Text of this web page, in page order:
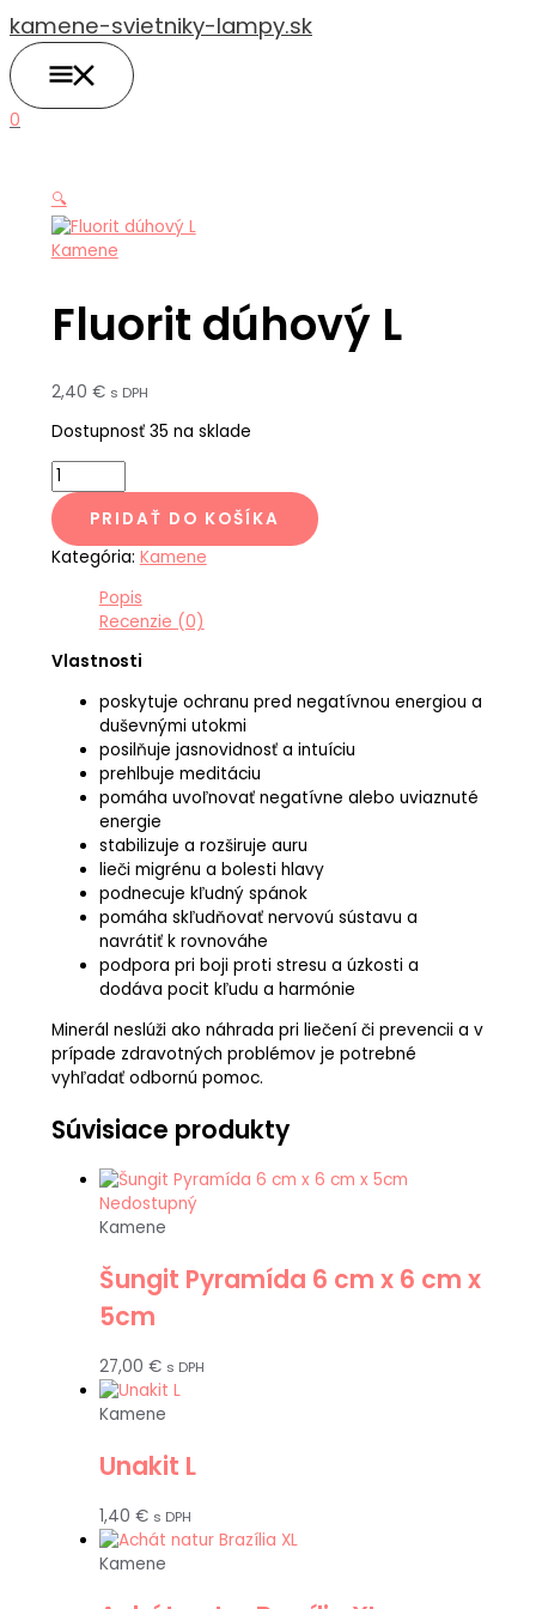
na
obsah
kamene-svietniky-lampy.sk
0
🔍
Kamene
Fluorit dúhový L
2,40 € s DPH
Dostupnosť 35 na sklade
Fluorit
L
PRIDAŤ DO KOŠÍKA
Kategória: Kamene
Popis
Recenzie (0)
Vlastnosti
poskytuje ochranu pred negatívnou energiou a
duševnými utokmi
posilňuje jasnovidnosť a intuíciu
prehlbuje meditáciu
pomáha uvoľnovať negatívne alebo uviaznuté
energie
stabilizuje a rozširuje auru
lieči migrénu a bolesti hlavy
podnecuje kľudný spánok
pomáha skľudňovať nervovú sústavu a
navrátiť k rovnováhe
podpora pri boji proti stresu a úzkosti a
dodáva pocit kľudu a harmónie
Minerál neslúži ako náhrada pri liečení či prevencii a v
prípade zdravotných problémov je potrebné
vyhľadať odbornú pomoc.
Súvisiace produkty
Nedostupný
Kamene
Šungit Pyramída 6 cm x 6 cm x
5cm
27,00 € s DPH
Kamene
Unakit L
1,40 € s DPH
Kamene